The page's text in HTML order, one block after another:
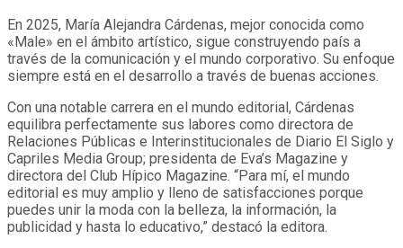
En 2025, María Alejandra Cárdenas, mejor conocida como
«Male» en el ámbito artístico, sigue construyendo país a
través de la comunicación y el mundo corporativo. Su enfoque
siempre está en el desarrollo a través de buenas acciones.
Con una notable carrera en el mundo editorial, Cárdenas
equilibra perfectamente sus labores como directora de
Relaciones Públicas e Interinstitucionales de Diario El Siglo y
Capriles Media Group; presidenta de Eva’s Magazine y
directora del Club Hípico Magazine. “Para mí, el mundo
editorial es muy amplio y lleno de satisfacciones porque
puedes unir la moda con la belleza, la información, la
publicidad y hasta lo educativo,” destacó la editora.